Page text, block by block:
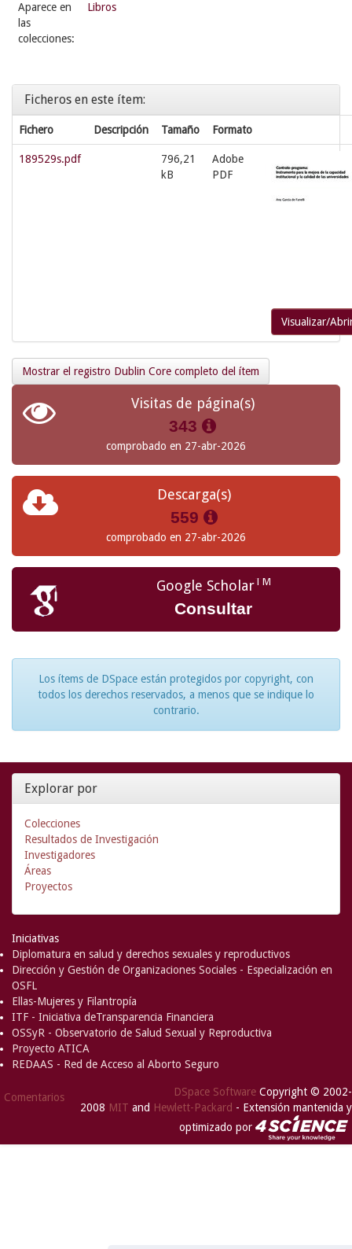
Aparece en
las
colecciones:
Libros
Ficheros en este ítem:
Fichero Descripción Tamaño Formato
189529s.pdf
796,21
kB
Adobe
PDF
Visualizar/
Mostrar el registro Dublin Core completo del ítem
Visitas de página(s)
343
comprobado en 27-abr-2026
Descarga(s)
559
comprobado en 27-abr-2026
Google ScholarTM
Consultar
Los ítems de DSpace están protegidos por copyright, con
todos los derechos reservados, a menos que se indique lo
contrario.
Explorar por
Colecciones
Resultados de Investigación
Investigadores
Áreas
Proyectos
Iniciativas
Diplomatura en salud y derechos sexuales y reproductivos
Dirección y Gestión de Organizaciones Sociales - Especialización en
OSFL
Ellas-Mujeres y Filantropía
ITF - Iniciativa deTransparencia Financiera
OSSyR - Observatorio de Salud Sexual y Reproductiva
Proyecto ATICA
REDAAS - Red de Acceso al Aborto Seguro
Comentarios DSpace Software Copyright © 2002-
2008 MIT and Hewlett-Packard - Extensión mantenida y
optimizado por